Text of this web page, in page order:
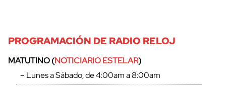
PROGRAMACIÓN DE RADIO RELOJ
MATUTINO (NOTICIARIO ESTELAR)
– Lunes a Sábado, de 4:00am a 8:00am